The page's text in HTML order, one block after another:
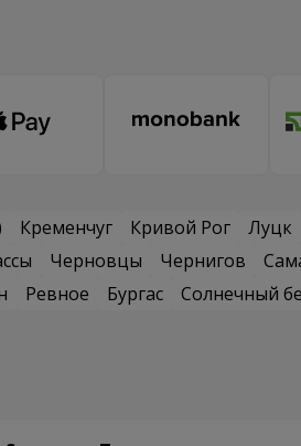
Кременчуг Кривой Рог Луцк
Черновцы Чернигов
Ревное Бургас Солнечный